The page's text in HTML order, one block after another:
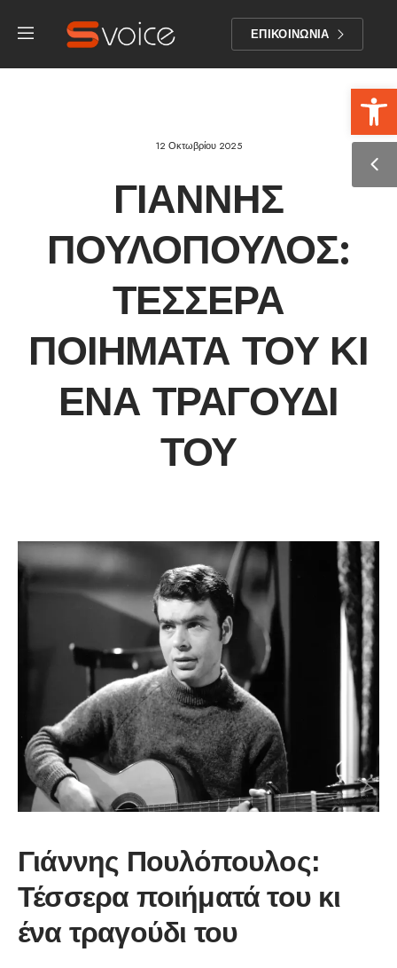
ΕΠΙΚΟΙΝΩΝΙΑ
12 Οκτωβρίου 2025
ΓΙΆΝΝΗΣ
ΠΟΥΛΌΠΟΥΛΟΣ:
ΤΈΣΣΕΡΑ
ΠΟΙΉΜΑΤΆ ΤΟΥ ΚΙ
ΈΝΑ ΤΡΑΓΟΎΔΙ
ΤΟΥ
Γιάννης Πουλόπουλος:
Τέσσερα ποιήματά του κι
ένα τραγούδι του